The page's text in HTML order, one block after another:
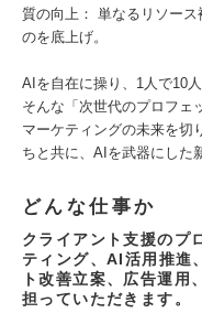
質の向上： 単なるリソー
のを底上げ。
AIを自在に操り、1人で10
そんな「次世代のプロフェ
マーケティングの未来を切
ちと共に、AIを武器にした
どんな仕事か
クライアント支援のプ
ティング、AI活用推進
ト改善立案、広告運
担っていただきます。